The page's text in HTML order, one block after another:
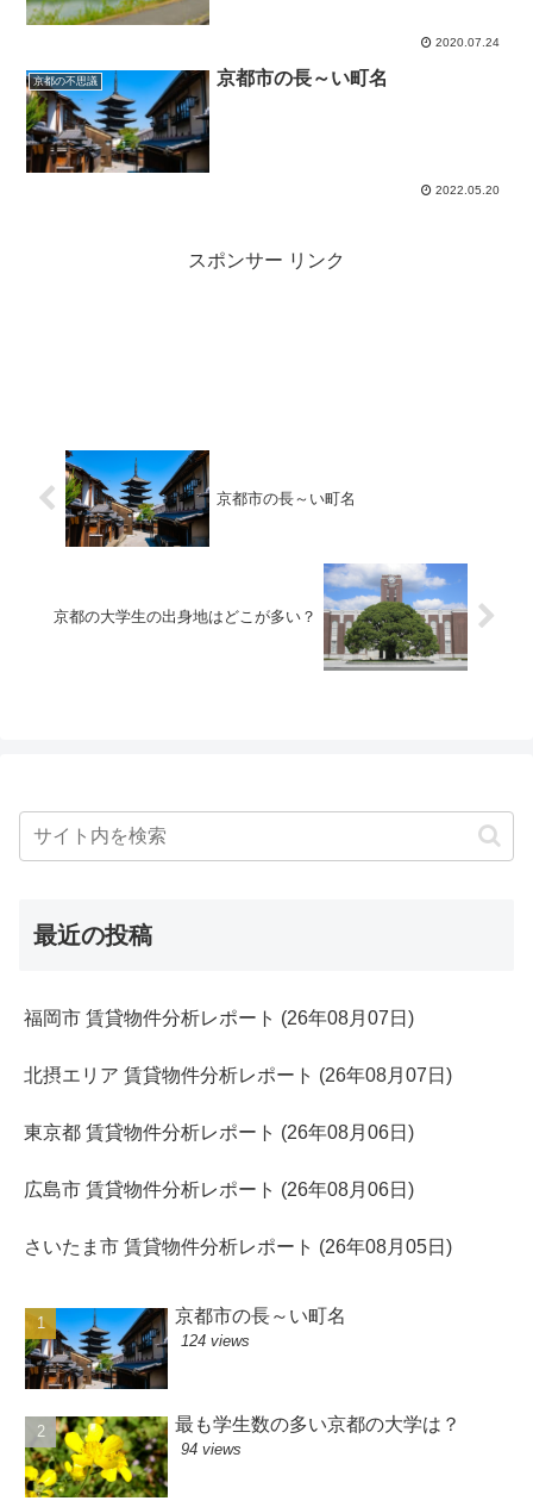
2020.07.24
京都の不思議 京都市の長～い町名
2022.05.20
スポンサー リンク
京都市の長～い町名
京都の大学生の出身地はどこが多い？
最近の投稿
福岡市 賃貸物件分析レポート (26年08月07日)
北摂エリア 賃貸物件分析レポート (26年08月07日)
東京都 賃貸物件分析レポート (26年08月06日)
広島市 賃貸物件分析レポート (26年08月06日)
さいたま市 賃貸物件分析レポート (26年08月05日)
京都市の長～い町名
124 views
最も学生数の多い京都の大学は？
94 views